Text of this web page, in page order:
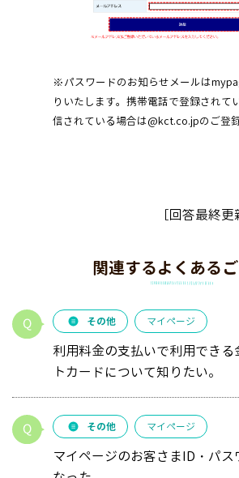
※パスワードのお知らせメールは
りいたします。携帯電話で登録されて
信されている場合は@kct.co.jpのご登
［回答最終更
関連するよくある
その他 マイページ
利用料金の支払いで利用でき
トカードについて知りたい。
その他 マイページ
マイページのお客さまID・パス